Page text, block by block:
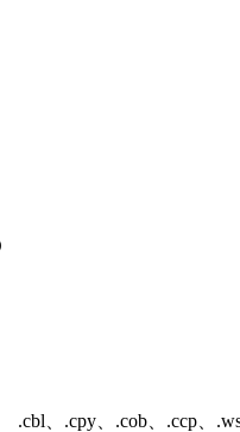
.cbl、.cpy、.cob、.ccp、